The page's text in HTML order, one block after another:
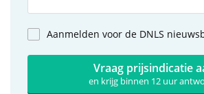
Aanmelden voor de DNLS
Vraag prijsindicatie
en krijg binnen 12 uur